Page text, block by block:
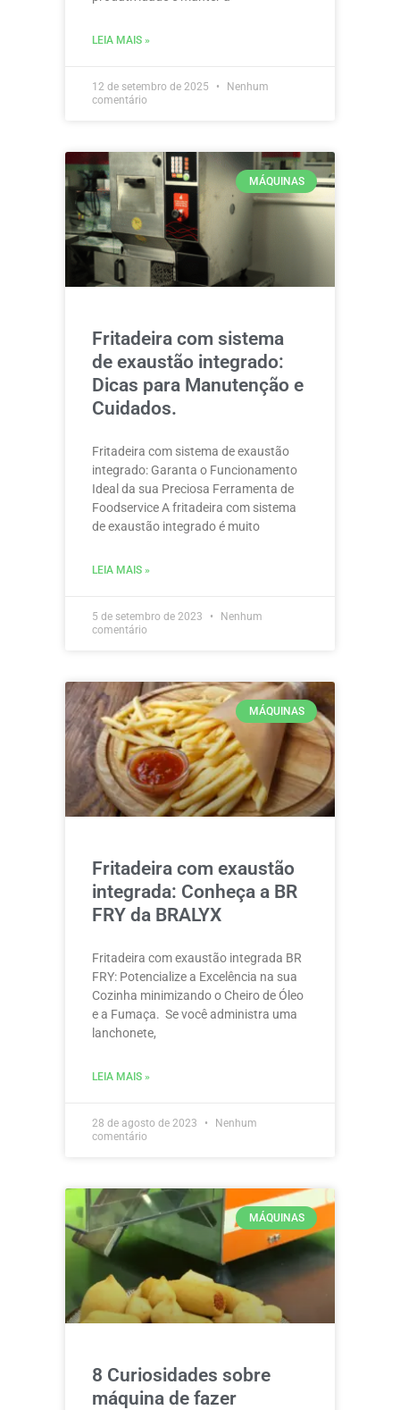
LEIA MAIS »
12 de setembro de 2025
Nenhum
comentário
MÁQUINAS
Fritadeira com sistema
de exaustão integrado:
Dicas para Manutenção e
Cuidados.
Fritadeira com sistema de exaustão
integrado: Garanta o Funcionamento
Ideal da sua Preciosa Ferramenta de
Foodservice A fritadeira com sistema
de exaustão integrado é muito
LEIA MAIS »
5 de setembro de 2023
Nenhum
comentário
MÁQUINAS
Fritadeira com exaustão
integrada: Conheça a BR
FRY da BRALYX
Fritadeira com exaustão integrada BR
FRY: Potencialize a Excelência na sua
Cozinha minimizando o Cheiro de Óleo
e a Fumaça. Se você administra uma
lanchonete,
LEIA MAIS »
28 de agosto de 2023
Nenhum
comentário
MÁQUINAS
8 Curiosidades sobre
máquina de fazer